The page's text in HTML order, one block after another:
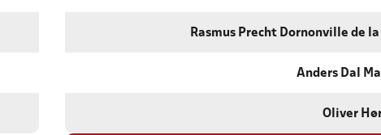
Rasmus Precht Dornonville de la
Anders Dal
Oliver